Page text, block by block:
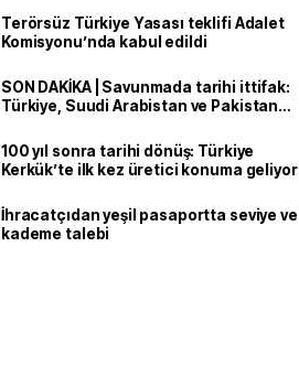
Terörsüz Türkiye Yasası teklifi Adalet
Komisyonu’nda kabul edildi
SON DAKİKA | Savunmada tarihi ittifak:
Türkiye, Suudi Arabistan ve Pakistan
100 yıl sonra tarihi dönüş: Türkiye
Kerkük’te ilk kez üretici konuma geliyor
İhracatçıdan yeşil pasaportta seviye ve
kademe talebi